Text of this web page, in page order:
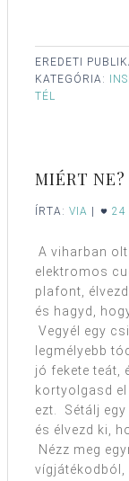
EREDETI
KATEGÓRIA:
TÉL
MIÉRT NE?
ÍRTA: VIA 24
A viharban
elektromos
plafont,
és hagyd,
Vegyél egy
legmélyebb
jó fekete teát,
kortyolgasd
ezt. Sétálj
és élvezd ki,
Nézz meg
vígjátékodból,